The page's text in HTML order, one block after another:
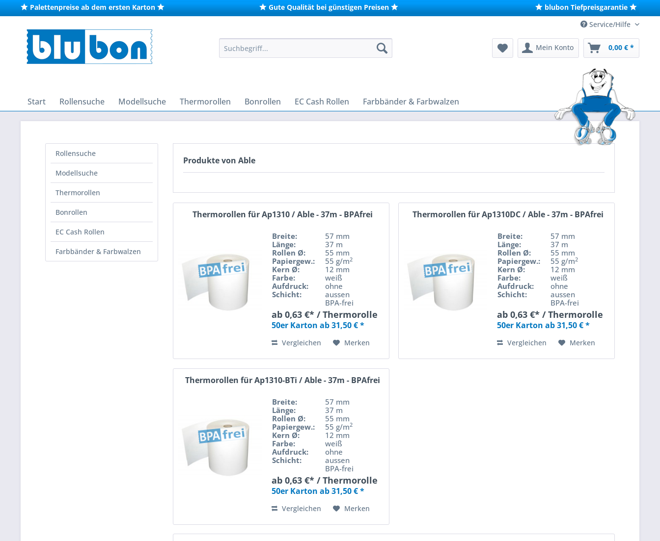
Palettenpreise ab dem ersten Karton Gute Qualität bei günstigen Preisen
blubon Tiefpreisgarantie
Service/Hilfe
Mein Konto 0,00 € *
Start Rollensuche Modellsuche Thermorollen Bonrollen EC Cash Rollen Farbbänder & Farbwalzen
Rollensuche
Modellsuche
Thermorollen
Bonrollen
EC Cash Rollen
Farbbänder & Farbwalzen
Produkte von Able
Thermorollen für Ap1310 / Able - 37m - BPAfrei
Breite:
57 mm
Länge:
37 m
Rollen Ø:
55 mm
Papiergew.:
55 g/m2
Kern Ø:
12 mm
Farbe:
weiß
Aufdruck:
ohne
Schicht:
aussen
BPA-frei
ab 0,63 €* / Thermorolle
50er Karton ab 31,50 € *
Vergleichen Merken
Thermorollen für Ap1310DC / Able - 37m - BPAfrei
Breite:
57 mm
Länge:
37 m
Rollen Ø:
55 mm
Papiergew.:
55 g/m2
Kern Ø:
12 mm
Farbe:
weiß
Aufdruck:
ohne
Schicht:
aussen
BPA-frei
ab 0,63 €* / Thermorolle
50er Karton ab 31,50 € *
Vergleichen Merken
Thermorollen für Ap1310-BTi / Able - 37m - BPAfrei
Breite:
57 mm
Länge:
37 m
Rollen Ø:
55 mm
Papiergew.:
55 g/m2
Kern Ø:
12 mm
Farbe:
weiß
Aufdruck:
ohne
Schicht:
aussen
BPA-frei
ab 0,63 €* / Thermorolle
50er Karton ab 31,50 € *
Vergleichen Merken